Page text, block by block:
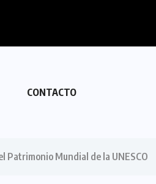
CONTACTO
Patrimonio Mundial de la UNESCO